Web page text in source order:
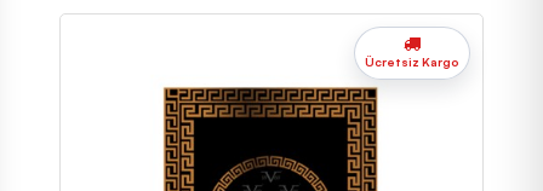
Ücretsiz Kargo